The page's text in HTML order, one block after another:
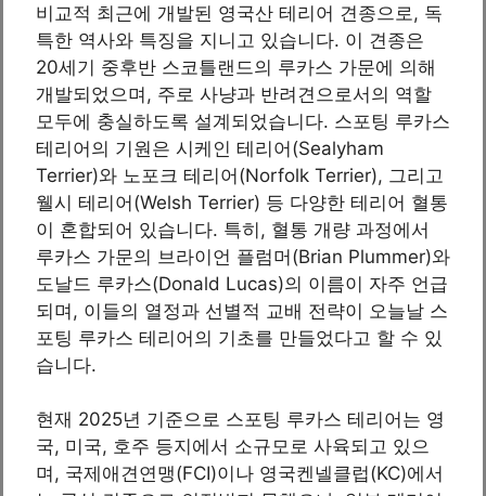
비교적 최근에 개발된 영국산 테리어 견종으로, 독
특한 역사와 특징을 지니고 있습니다. 이 견종은
20세기 중후반 스코틀랜드의 루카스 가문에 의해
개발되었으며, 주로 사냥과 반려견으로서의 역할
모두에 충실하도록 설계되었습니다. 스포팅 루카스
테리어의 기원은 시케인 테리어(Sealyham
Terrier)와 노포크 테리어(Norfolk Terrier), 그리고
웰시 테리어(Welsh Terrier) 등 다양한 테리어 혈통
이 혼합되어 있습니다. 특히, 혈통 개량 과정에서
루카스 가문의 브라이언 플럼머(Brian Plummer)와
도날드 루카스(Donald Lucas)의 이름이 자주 언급
되며, 이들의 열정과 선별적 교배 전략이 오늘날 스
포팅 루카스 테리어의 기초를 만들었다고 할 수 있
습니다.
현재 2025년 기준으로 스포팅 루카스 테리어는 영
국, 미국, 호주 등지에서 소규모로 사육되고 있으
며, 국제애견연맹(FCI)이나 영국켄넬클럽(KC)에서